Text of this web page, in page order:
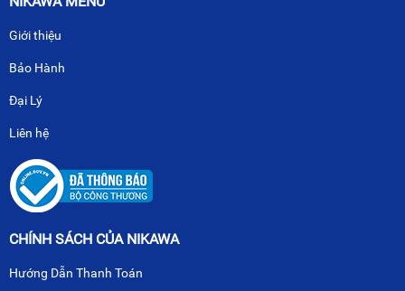
Giới thiệu
Bảo Hành
Đại Lý
Liên hệ
CHÍNH SÁCH CỦA NIKAWA
Hướng Dẫn Thanh Toán